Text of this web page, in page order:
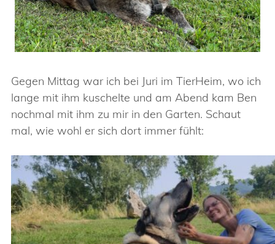
Gegen Mittag war ich bei Juri im TierHeim, wo ich
lange mit ihm kuschelte und am Abend kam Ben
nochmal mit ihm zu mir in den Garten. Schaut
mal, wie wohl er sich dort immer fühlt: